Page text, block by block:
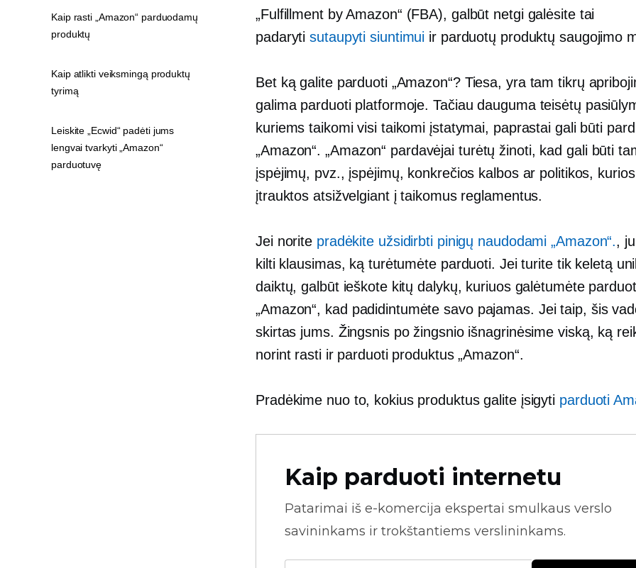
„Fulfillment by Amazon“ (FBA), galbūt netgi galėsite tai
padarytisutaupyti siuntimui ir parduotų produktų saugojimo
Bet ką galite parduoti „Amazon“? Tiesa, yra tam tikrų
galima parduoti platformoje. Tačiau dauguma teisėtų
kuriems taikomi visi taikomi įstatymai, paprastai gali būti
„Amazon“. „Amazon“ pardavėjai turėtų žinoti, kad gali būti
įspėjimų, pvz., įspėjimų, konkrečios kalbos ar politikos,
įtrauktos atsižvelgiant į taikomus reglamentus.
Jei norite pradėkite užsidirbti pinigų naudodami „Amazon“.,
kilti klausimas, ką turėtumėte parduoti. Jei turite tik keletą
daiktų, galbūt ieškote kitų dalykų, kuriuos galėtumėte
„Amazon“, kad padidintumėte savo pajamas. Jei taip, šis
skirtas jums. Žingsnis po žingsnio išnagrinėsime viską, ką
norint rasti ir parduoti produktus „Amazon“.
Pradėkime nuo to, kokius produktus galite įsigyti parduoti
Kaip parduoti internetu
Patarimai iš e-komercija ekspertai smulkaus verslo
savininkams ir trokštantiems verslininkams.
Kaip rasti „Amazon“ parduodamų
produktų
Kaip atlikti veiksmingą produktų
tyrimą
Leiskite „Ecwid“ padėti jums
lengvai tvarkyti „Amazon“
parduotuvę